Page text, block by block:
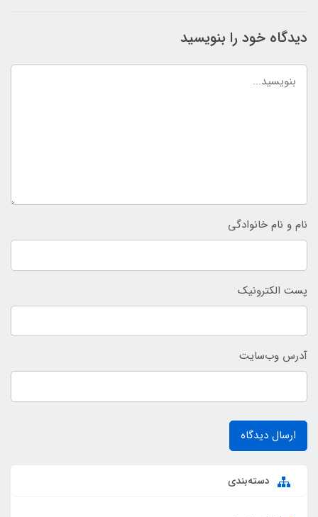
دیدگاه خود را بنویسید
نام و نام خانوادگی
پست الکترونیک
آدرس وب‌سایت
ارسال دیدگاه
دسته‌بندی